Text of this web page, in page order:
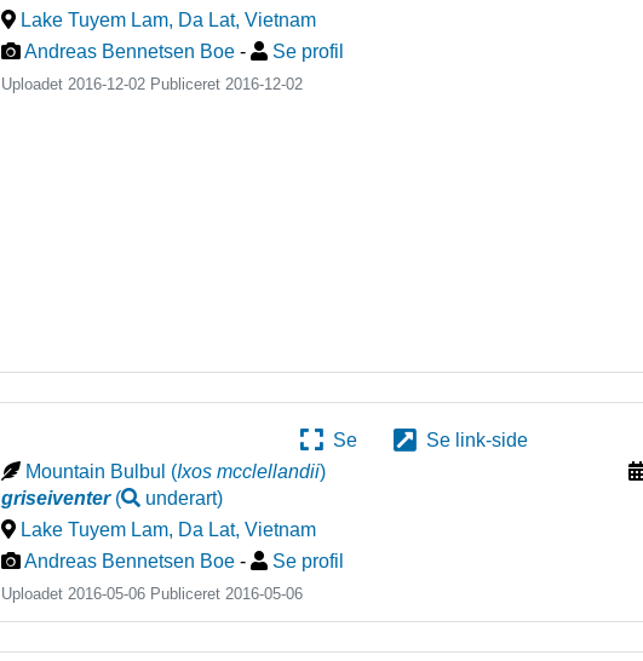
Lake Tuyem Lam, Da Lat,Vietnam
Andreas Bennetsen Boe - Se profil
Uploadet 2016-12-02 Publiceret 2016-12-02
Se
Se link-side
Mountain Bulbul (Ixos mcclellandii)
griseiventer( underart)
Lake Tuyem Lam, Da Lat,Vietnam
Andreas Bennetsen Boe - Se profil
Uploadet 2016-05-06 Publiceret2016-05-06